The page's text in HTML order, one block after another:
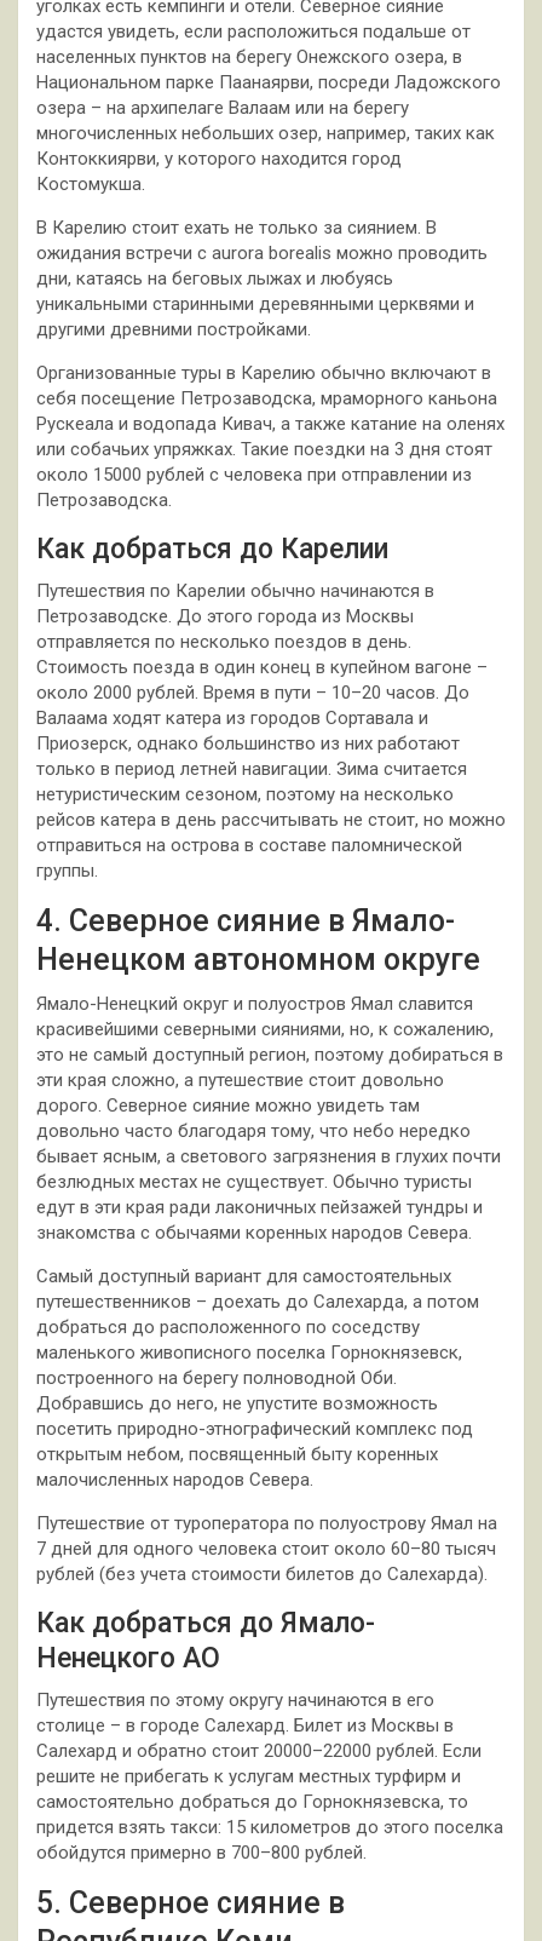
уголках есть кемпинги и отели. Северное сияние
удастся увидеть, если расположиться подальше от
населенных пунктов на берегу Онежского озера, в
Национальном парке Паанаярви, посреди Ладожского
озера – на архипелаге Валаам или на берегу
многочисленных небольших озер, например, таких как
Контоккиярви, у которого находится город
Костомукша.
В Карелию стоит ехать не только за сиянием. В
ожидания встречи с aurora borealis можно проводить
дни, катаясь на беговых лыжах и любуясь
уникальными старинными деревянными церквями и
другими древними постройками.
Организованные туры в Карелию обычно включают в
себя посещение Петрозаводска, мраморного каньона
Рускеала и водопада Кивач, а также катание на оленях
или собачьих упряжках. Такие поездки на 3 дня стоят
около 15000 рублей с человека при отправлении из
Петрозаводска.
Как добраться до Карелии
Путешествия по Карелии обычно начинаются в
Петрозаводске. До этого города из Москвы
отправляется по несколько поездов в день.
Стоимость поезда в один конец в купейном вагоне –
около 2000 рублей. Время в пути – 10–20 часов. До
Валаама ходят катера из городов Сортавала и
Приозерск, однако большинство из них работают
только в период летней навигации. Зима считается
нетуристическим сезоном, поэтому на несколько
рейсов катера в день рассчитывать не стоит, но можно
отправиться на острова в составе паломнической
группы.
4. Северное сияние в Ямало-
Ненецком автономном округе
Ямало-Ненецкий округ и полуостров Ямал славится
красивейшими северными сияниями, но, к сожалению,
это не самый доступный регион, поэтому добираться в
эти края сложно, а путешествие стоит довольно
дорого. Северное сияние можно увидеть там
довольно часто благодаря тому, что небо нередко
бывает ясным, а светового загрязнения в глухих почти
безлюдных местах не существует. Обычно туристы
едут в эти края ради лаконичных пейзажей тундры и
знакомства с обычаями коренных народов Севера.
Самый доступный вариант для самостоятельных
путешественников – доехать до Салехарда, а потом
добраться до расположенного по соседству
маленького живописного поселка Горнокнязевск,
построенного на берегу полноводной Оби.
Добравшись до него, не упустите возможность
посетить природно-этнографический комплекс под
открытым небом, посвященный быту коренных
малочисленных народов Севера.
Путешествие от туроператора по полуострову Ямал на
7 дней для одного человека стоит около 60–80 тысяч
рублей (без учета стоимости билетов до Салехарда).
Как добраться до Ямало-
Ненецкого АО
Путешествия по этому округу начинаются в его
столице – в городе Салехард. Билет из Москвы в
Салехард и обратно стоит 20000–22000 рублей. Если
решите не прибегать к услугам местных турфирм и
самостоятельно добраться до Горнокнязевска, то
придется взять такси: 15 километров до этого поселка
обойдутся примерно в 700–800 рублей.
5. Северное сияние в